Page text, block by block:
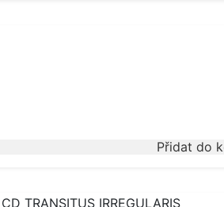
Přidat do